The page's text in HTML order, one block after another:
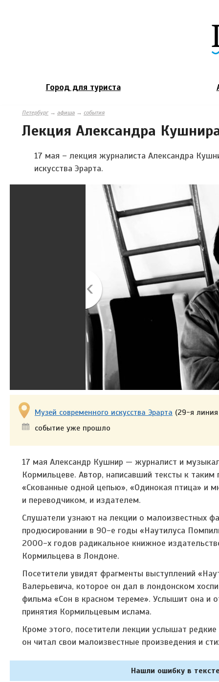
Город для туриста
Петербург→ афиша → события
Лекция Александра
17 мая – лекция журналиста Александра
искусства Эрарта.
Музей современного искусства Эрарта (29-я линия
событие уже прошло
17 мая Александр Кушнир — журналист и
Кормильцеве. Автор, написавший тексты к
«Скованные одной цепью», «Одинокая птица» и
и переводчиком, и издателем.
Слушатели узнают на лекции о малоизвестных
продюсировании в 90-е годы «Наутилуса
2000-х годов радикальное книжное
Кормильцева в Лондоне.
Посетители увидят фрагменты выступлений
Валерьевича, которое он дал в лондонском
фильма «Сон в красном тереме». Услышит она и
принятия Кормильцевым ислама.
Кроме этого, посетители лекции услышат
он читал свои малоизвестные произведения и
Нашли ошибку в